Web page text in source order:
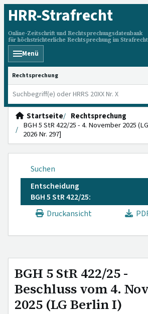
HRR-Strafrecht
Online-Zeitschrift und Rechtsprechungsdatenbank
für höchstrichterliche Rechtsprechung im Strafrecht
Menü
HRRS durchsuchen
Startseite
Rechtsprechung
BGH 5 StR 422/25 - 4. November 2025
2026 Nr. 297]
Suchen
Entscheidung
BGH 5 StR 422/25:
Druckansicht
BGH 5 StR 422/25 -
Beschluss vom 4.
2025 (LG Berlin I)